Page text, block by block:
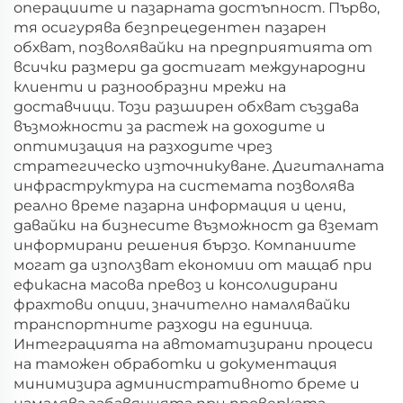
операциите и пазарната достъпност. Първо,
тя осигурява безпрецедентен пазарен
обхват, позволявайки на предприятията от
всички размери да достигат международни
клиенти и разнообразни мрежи на
доставчици. Този разширен обхват създава
възможности за растеж на доходите и
оптимизация на разходите чрез
стратегическо източникуване. Дигиталната
инфраструктура на системата позволява
реално време пазарна информация и цени,
давайки на бизнесите възможност да вземат
информирани решения бързо. Компаниите
могат да използват економии от мащаб при
ефикасна масова превоз и консолидирани
фрахтови опции, значително намалявайки
транспортните разходи на единица.
Интеграцията на автоматизирани процеси
на таможен обработки и документация
минимизира административното бреме и